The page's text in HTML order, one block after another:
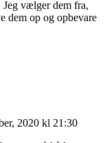
Jeg vælger dem fra,
dem op og opbevare
2020 kl 21:30